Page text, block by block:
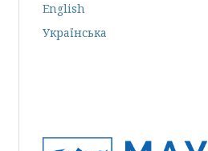
English
Українська